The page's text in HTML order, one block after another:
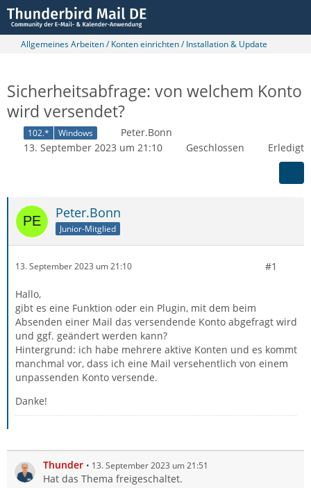
Allgemeines Arbeiten / Konten einrichten / Installation & Update
Sicherheitsabfrage: von welchem Konto
wird versendet?
102.* Windows
Peter.Bonn
13. September 2023 um 21:10
Geschlossen Erledigt
Peter.Bonn
Junior-Mitglied
13. September 2023 um 21:10 #1
Hallo,
gibt es eine Funktion oder ein Plugin, mit dem beim
Absenden einer Mail das versendende Konto abgefragt wird
und ggf. geändert werden kann?
Hintergrund: ich habe mehrere aktive Konten und es kommt
manchmal vor, dass ich eine Mail versehentlich von einem
unpassenden Konto versende.
Danke!
Thunder 13. September 2023 um 21:51
Hat das Thema freigeschaltet.